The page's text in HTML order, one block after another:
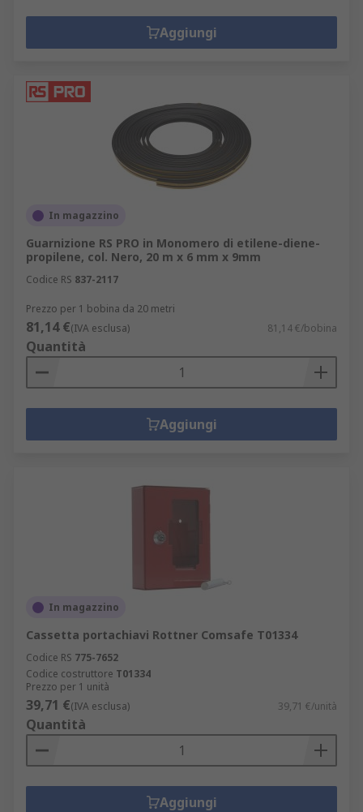
Aggiungi
In magazzino
Guarnizione RS PRO in Monomero di etilene-diene-
propilene, col. Nero, 20 m x 6 mm x 9mm
Codice RS 837-2117
Prezzo per 1 bobina da 20 metri
81,14 €(IVA esclusa) 81,14 €/bobina
Quantità
Aggiungi
In magazzino
Cassetta portachiavi Rottner Comsafe T01334
Codice RS 775-7652
Codice costruttore T01334
Prezzo per 1 unità
39,71 €(IVA esclusa) 39,71 €/unità
Quantità
Aggiungi